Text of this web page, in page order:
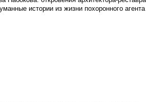
истории из жизни похоронного агента